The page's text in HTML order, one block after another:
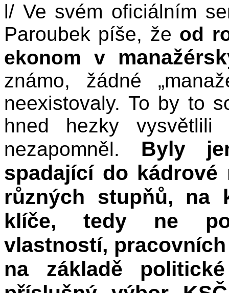
l/ Ve svém oficiálním
Paroubek píše, že od
ekonom v
známo, žádné
neexistovaly. To by to
hned hezky
nezapomněl. Byly
spadající do kádrové
různých stupňů, na
klíče, tedy ne
vlastností,
na základě